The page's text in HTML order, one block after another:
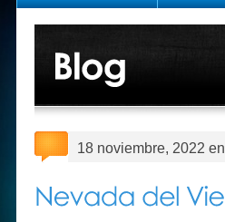
18 noviembre, 2022 en